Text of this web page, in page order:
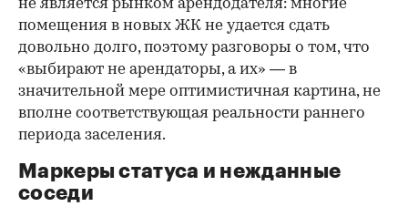
не является рынком арендодателя: многие
помещения в новых ЖК не удается сдать
довольно долго, поэтому разговоры о том, что
«выбирают не арендаторы, а их» — в
значительной мере оптимистичная картина, не
вполне соответствующая реальности раннего
периода заселения.
Маркеры статуса и нежданные
соседи